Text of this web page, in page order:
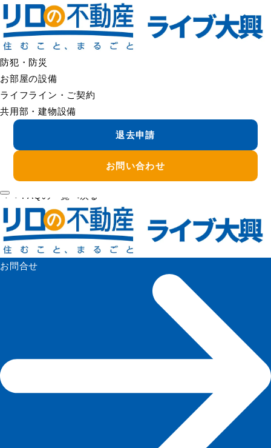
防犯・防災
お部屋の設備
ライフライン・ご契約
共用部・建物設備
退去申請
お問い合わせ
＜＜ FAQの一覧へ戻る
宅配ボックスに私用の荷物を入れていいですか
宅配ボックスは、原則として宅配便等の一時受け取り用設備と
してご利用いただくものです。
私物の保管目的での長時間使用は、他の入居者様の利用に支障
が出るため、お控えください。
物件ごとの利用ルールがある場合は、管理規約・掲示をご確認
＜＜ FAQの一覧へ戻る
お問合せ